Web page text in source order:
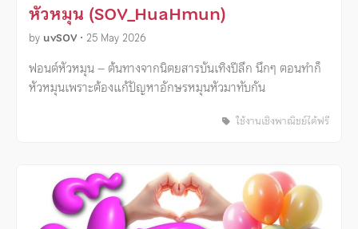
หัวหมุน (SOV_HuaHmun)
by uvSOV • 25 May 2026
ฟอนต์หัวหมุน – ต้นทางจากนิตยสารบันเทิงปีลึก นึกๆ ตอนทำก็
หัวหมุนเพราะต้องแก้ปัญหาอักษรหมุนหัวมาทับกัน
ใช้งานเชิงพาณิชย์ได้ฟรี